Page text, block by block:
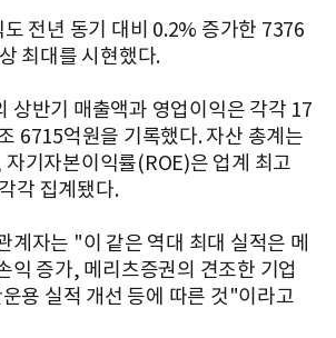
전년 동기 대비 0.2% 증가한 7376
최대를 시현했다.
상반기 매출액과 영업이익은 각각 17
6715억원을 기록했다. 자산 총계는
기자본이익률(ROE)은 업계 최고
각 집계됐다.
계자는 "이 같은 역대 최대 실적은 메
익 증가, 메리츠증권의 견조한 기업
용 실적 개선 등에 따른 것"이라고